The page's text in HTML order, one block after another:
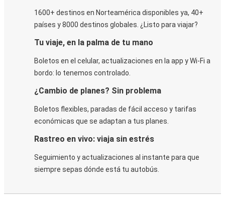
1600+ destinos en Norteamérica disponibles ya, 40+
países y 8000 destinos globales. ¿Listo para viajar?
Tu viaje, en la palma de tu mano
Boletos en el celular, actualizaciones en la app y Wi-Fi a
bordo: lo tenemos controlado.
¿Cambio de planes? Sin problema
Boletos flexibles, paradas de fácil acceso y tarifas
económicas que se adaptan a tus planes.
Rastreo en vivo: viaja sin estrés
Seguimiento y actualizaciones al instante para que
siempre sepas dónde está tu autobús.